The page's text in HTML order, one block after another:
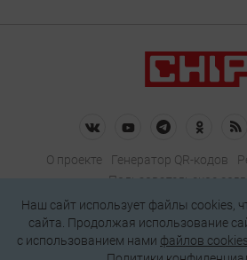
О проекте Генератор QR-кодов
Пользовательское
Политика
Подписаться на
Наш сайт использует файлы cookies,
сайта. Продолжая использование
c использованием нами файлов cookies